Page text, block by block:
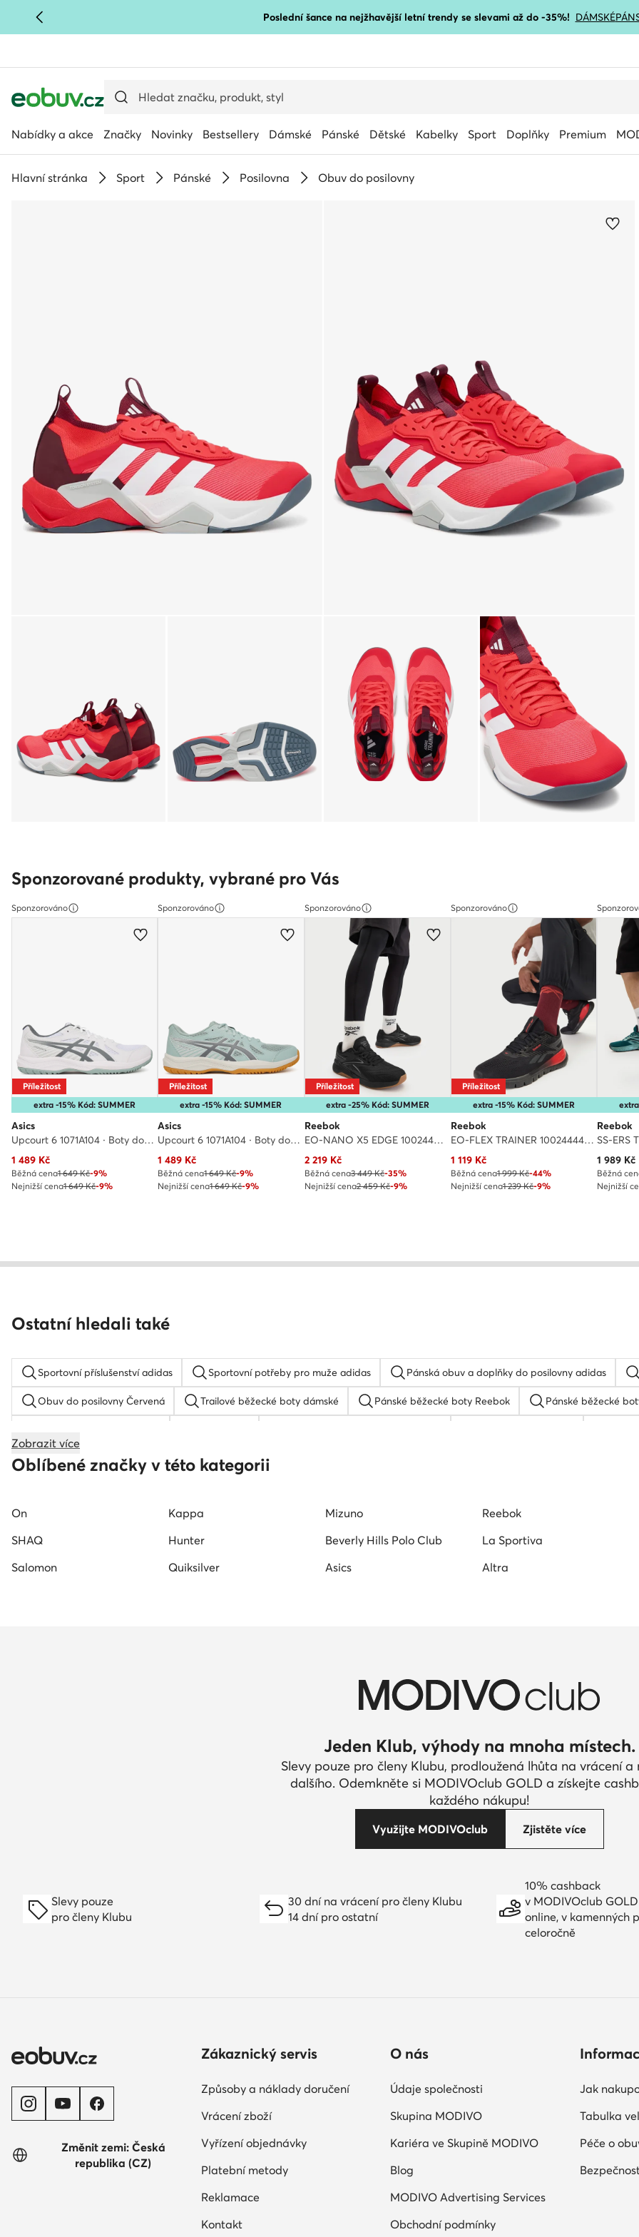
PŘEJÍT NA HLAVNÍ OBSAH Poslední šance na nejžhavější letní trendy se slevami až do -35%! DÁMSKÉ
Nabídky a akce Značky Novinky Bestsellery Dámské Pánské Dětské Kabelky Sport Doplňky Premium
Hlavní stránka Sport Pánské Posilovna Obuv do posilovny
Sponzorované produkty, vybrané pro Vás
Sponzorováno
extra -15% Kód: SUMMER
Příležitost
Asics
Upcourt 6 1071A104 · Boty do posilovny
Aktuální cena
1 489 Kč
Běžná cena1 649 Kč-9%
Nejnižší cena1 649 Kč-9%
Sponzorováno
extra -15% Kód: SUMMER
Příležitost
Asics
Upcourt 6 1071A104 · Boty do posilovny
Aktuální cena
1 489 Kč
Běžná cena1 649 Kč-9%
Nejnižší cena1 649 Kč-9%
Sponzorováno
extra -25% Kód: SUMMER
Příležitost
Reebok
EO-NANO X5 EDGE 100244425 · Boty do posilovny
Aktuální cena
2 219Kč
Běžná cena3 449 Kč-35%
Nejnižší cena2 459 Kč-9%
Sponzorováno
extra -15% Kód: SUMMER
Příležitost
Reebok
EO-FLEX TRAINER 100244444 · Boty do posilovny
Aktuální cena
1 119Kč
Běžná cena1 999 Kč-44%
Nejnižší cena1 239 Kč-9%
Reebok
Aktuální
1 989 Kč
Běžná
Nejnižší
Ostatní hledali také
Sportovní příslušenství adidas Sportovní potřeby pro muže adidas Pánská obuv a doplňky do posilovny adidas
Obuv do posilovny Červená Trailové běžecké boty dámské Pánské běžecké boty Reebok Pánské běžecké
Pánské běžecké boty adidas Pánské basketbalové boty SHAQ
Zobrazit více
Oblíbené značky v této kategorii
On Kappa Mizuno Reebok
SHAQ
Hunter Beverly Hills Polo Club La Sportiva
Salomon
Quiksilver Asics Altra
Jeden Klub, výhody na mnoha místech.
Slevy pouze pro členy Klubu, prodloužená lhůta na vrácení a
dalšího. Odemkněte si MODIVOclub GOLD a získejte
každého nákupu!
Využijte MODIVOclub Zjistěte více
Slevy pouze
pro členy Klubu
30 dní na vrácení pro členy Klubu
14 dní pro ostatní
10% cashback
v MODIVOclub GOLD
online, v kamenných
celoročně
Změnit zemi: Česká
republika (CZ)
Zákaznický servis
Způsoby a náklady doručení
Vrácení zboží
Vyřízení objednávky
Platební metody
Reklamace
Kontakt
O nás
Údaje společnosti
Skupina MODIVO
Kariéra ve Skupině MODIVO
Blog
MODIVO Advertising Services
Obchodní podmínky
Jak
Tabulka
Péče o